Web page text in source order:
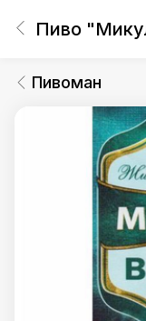
Пиво
Пивоман